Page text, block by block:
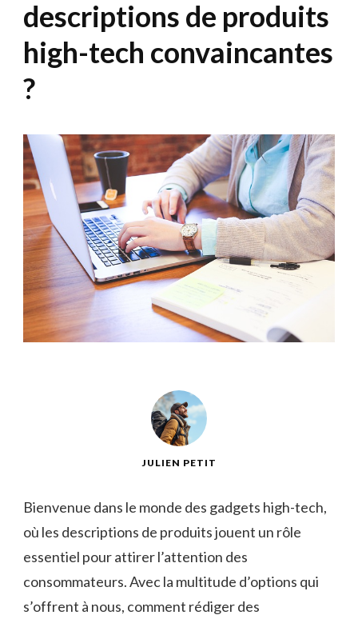
descriptions de produits
high-tech convaincantes
?
JULIEN PETIT
Bienvenue​ dans le monde des gadgets high-tech,
où ⁣les descriptions de produits jouent un ‍rôle
essentiel pour ‍attirer l’attention des
consommateurs. Avec la multitude d’options qui⁣
s’offrent à nous, comment rédiger des